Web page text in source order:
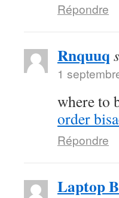
Répondre
Rnquuq
1
where to
order
Répondre
Laptop